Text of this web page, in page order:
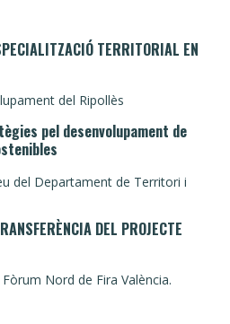
TERRITORIAL EN
del Ripollès
pel desenvolupament de
del Departament de Territori i
DEL PROJECTE
Nord de Fira València.